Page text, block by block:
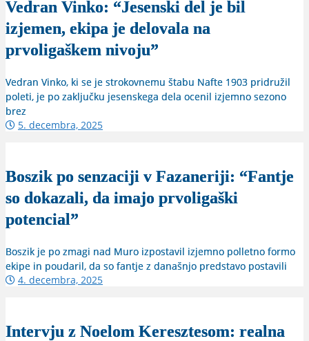
Vedran Vinko: “Jesenski del je bil
izjemen, ekipa je delovala na
prvoligaškem nivoju”
Vedran Vinko, ki se je strokovnemu štabu Nafte 1903 pridružil
poleti, je po zaključku jesenskega dela ocenil izjemno sezono
brez
5. decembra, 2025
Boszik po senzaciji v Fazaneriji: “Fantje
so dokazali, da imajo prvoligaški
potencial”
Boszik je po zmagi nad Muro izpostavil izjemno polletno formo
ekipe in poudaril, da so fantje z današnjo predstavo postavili
4. decembra, 2025
Intervju z Noelom Keresztesom: realna